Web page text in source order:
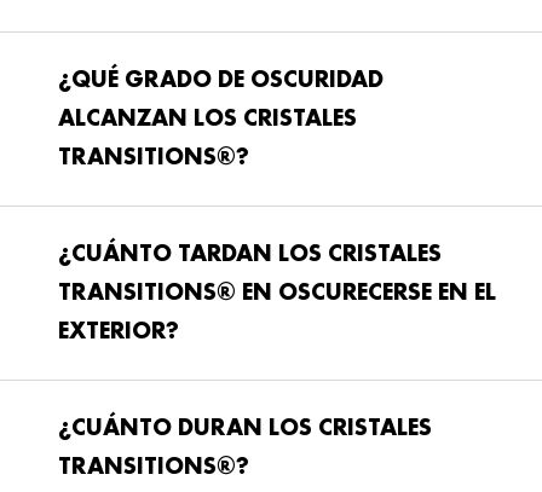
¿QUÉ GRADO DE OSCURIDAD
ALCANZAN LOS CRISTALES
TRANSITIONS®?
¿CUÁNTO TARDAN LOS CRISTALES
TRANSITIONS® EN OSCURECERSE EN EL
EXTERIOR?
¿CUÁNTO DURAN LOS CRISTALES
TRANSITIONS®?